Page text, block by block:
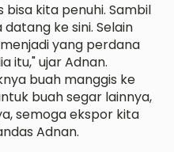
kita penuhi. Sambil
ke sini. Selain
yang perdana
itu," ujar Adnan.
buah manggis ke
buah segar lainnya,
semoga ekspor kita
Adnan.